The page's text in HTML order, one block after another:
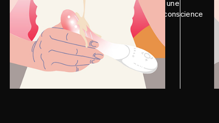
détendez-vous et installez-vous dans une
position confortable, tout en prenant conscience
de votre corps.